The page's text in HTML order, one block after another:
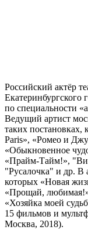
Российский актёр
Екатеринбургского
по специальности
Ведущий артист
таких постановках,
Paris», «Ромео и
«Обыкновенное
«Прайм-Тайм!»,
"Русалочка" и др. В
которых «Новая
«Прощай,
«Хозяйка моей
15 фильмов и
Москва, 2018).